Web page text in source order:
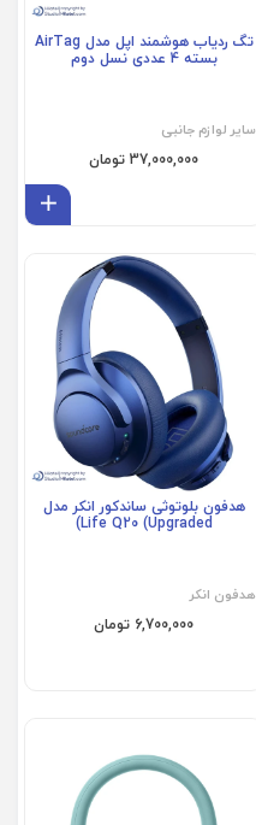
تگ ردیاب هوشمند اپل مدل AirTag
بسته 4 عددی نسل دوم
سایر لوازم جانبی
37,000,000 تومان
فروش ویژه
هدفون بلوتوثی ساندکور انکر مدل
Life Q20 (Upgraded)
هدفون انکر
6,700,000 تومان
فروش ویژه